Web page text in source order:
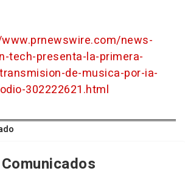
news-
tech-presenta-la-primera-
de-musica-por-ia-
302222621.html
Comunicados